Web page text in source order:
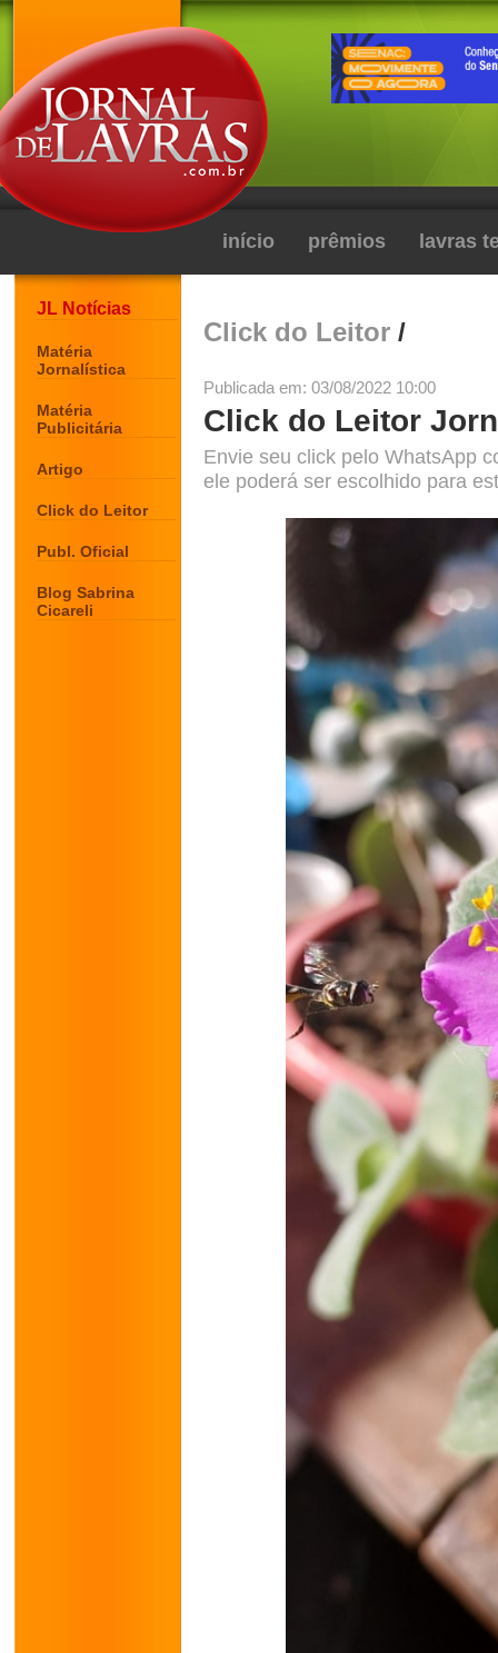
início prêmios lavras
JL Notícias
Matéria
Jornalística
Matéria
Publicitária
Artigo
Click do Leitor
Publ. Oficial
Blog Sabrina
Cicareli
Click do Leitor /
Publicada em: 03/08/2022 10:00
Click do Leitor
Envie seu click pelo WhatsApp
ele poderá ser escolhido para